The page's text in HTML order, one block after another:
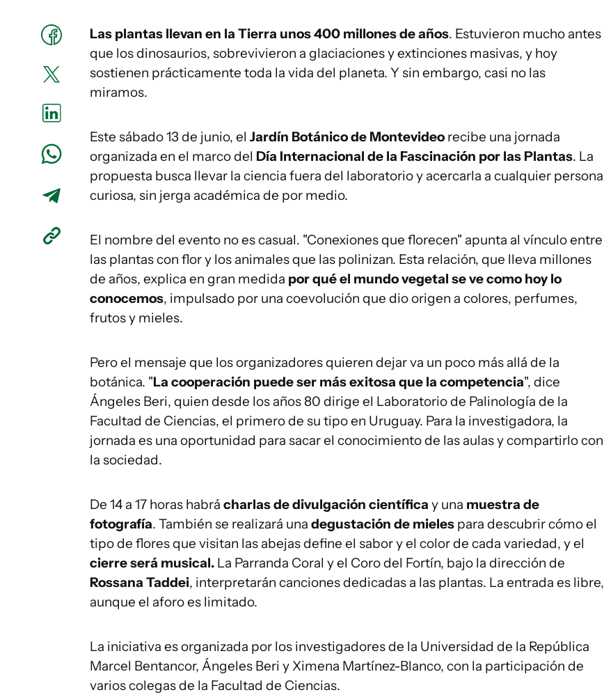
Las plantas llevan en la Tierra unos 400 millones de años. Estuvieron mucho antes
que los dinosaurios, sobrevivieron a glaciaciones y extinciones masivas, y hoy
sostienen prácticamente toda la vida del planeta. Y sin embargo, casi no las
miramos.
Este sábado 13 de junio, el Jardín Botánico de Montevideo recibe una jornada
organizada en el marco del Día Internacional de la Fascinación por las Plantas. La
propuesta busca llevar la ciencia fuera del laboratorio y acercarla a cualquier persona
curiosa, sin jerga académica de por medio.
El nombre del evento no es casual. "Conexiones que florecen" apunta al vínculo entre
las plantas con flor y los animales que las polinizan. Esta relación, que lleva millones
de años, explica en gran medida por qué el mundo vegetal se ve como hoy lo
conocemos, impulsado por una coevolución que dio origen a colores, perfumes,
frutos y mieles.
Pero el mensaje que los organizadores quieren dejar va un poco más allá de la
botánica. "La cooperación puede ser más exitosa que la competencia", dice
Ángeles Beri, quien desde los años 80 dirige el Laboratorio de Palinología de la
Facultad de Ciencias, el primero de su tipo en Uruguay. Para la investigadora, la
jornada es una oportunidad para sacar el conocimiento de las aulas y compartirlo con
la sociedad.
De 14 a 17 horas habrá charlas de divulgación científica y una muestra de
fotografía. También se realizará una degustación de mieles para descubrir cómo el
tipo de flores que visitan las abejas define el sabor y el color de cada variedad, y el
cierre será musical. La Parranda Coral y el Coro del Fortín, bajo la dirección de
Rossana Taddei, interpretarán canciones dedicadas a las plantas. La entrada es libre,
aunque el aforo es limitado.
La iniciativa es organizada por los investigadores de la Universidad de la República
Marcel Bentancor, Ángeles Beri y Ximena Martínez-Blanco, con la participación de
varios colegas de la Facultad de Ciencias.